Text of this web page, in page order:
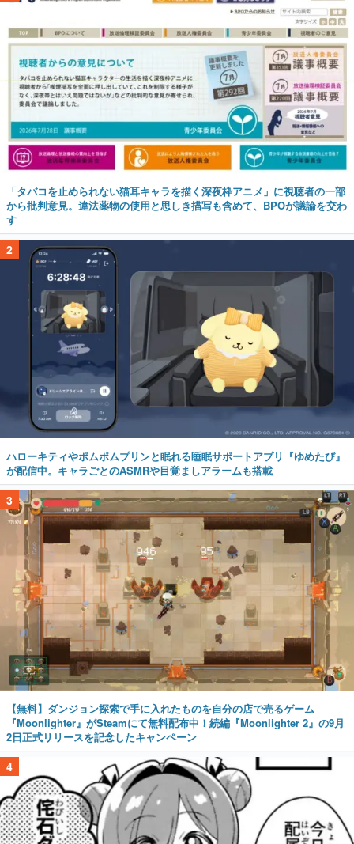
「タバコを止められない猫耳キャラを描く深夜枠アニメ」に視聴者の一部
から批判意見。違法薬物の使用と思しき描写も含めて、BPOが議論を交わ
す
2
ハローキティやポムポムプリンと眠れる睡眠サポートアプリ『ゆめたび』
が配信中。キャラごとのASMRや目覚ましアラームも搭載
3
【無料】ダンジョン探索で手に入れたものを自分の店で売るゲーム
『Moonlighter』がSteamにて無料配布中！続編『Moonlighter 2』の9月
2日正式リリースを記念したキャンペーン
4